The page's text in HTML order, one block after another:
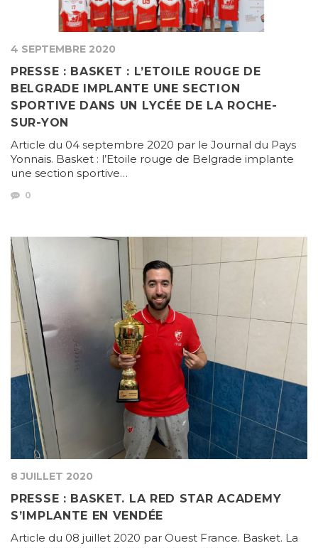
4 SEPTEMBRE 2020
PRESSE : BASKET : L’ETOILE ROUGE DE
BELGRADE IMPLANTE UNE SECTION
SPORTIVE DANS UN LYCÉE DE LA ROCHE-
SUR-YON
Article du 04 septembre 2020 par le Journal du Pays
Yonnais. Basket : l’Etoile rouge de Belgrade implante
une section sportive…
0
8 JUILLET 2020
PRESSE : BASKET. LA RED STAR ACADEMY
S’IMPLANTE EN VENDÉE
Article du 08 juillet 2020 par Ouest France. Basket. La